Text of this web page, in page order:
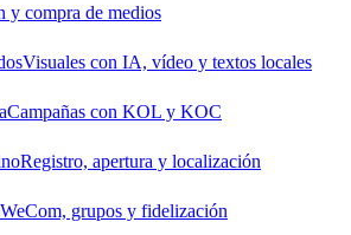
y compra de medios
Visuales con IA, vídeo y textos locales
Campañas con KOL y KOC
Registro, apertura y localización
WeCom, grupos y fidelización